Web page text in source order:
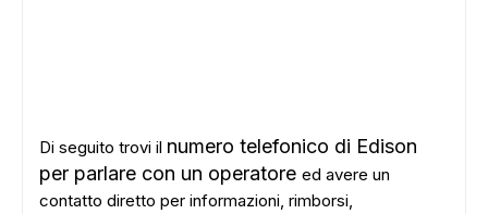
Di seguito trovi il numero telefonico di Edison
per parlare con un operatore ed avere un
contatto diretto per informazioni, rimborsi,